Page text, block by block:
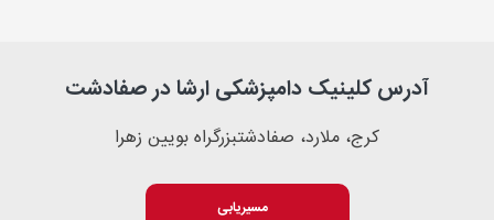
آدرس کلینیک دامپزشکی ارشا در صفادشت
کرج، ملارد، صفادشتبزرگراه بویین زهرا
مسیریابی